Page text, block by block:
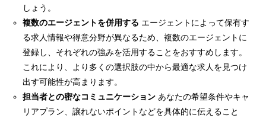
しょう。
複数のエージェントを併用する エージェントによって保有す
る求人情報や得意分野が異なるため、複数のエージェントに
登録し、それぞれの強みを活用することをおすすめします。
これにより、より多くの選択肢の中から最適な求人を見つけ
出す可能性が高まります。
担当者との密なコミュニケーション あなたの希望条件やキャ
リアプラン、譲れないポイントなどを具体的に伝えること